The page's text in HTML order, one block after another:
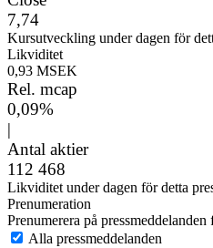
7,74
Kursutveckling under dagen för
Likviditet
0,93 MSEK
Rel. mcap
0,09%
|
Antal aktier
112 468
Likviditet under dagen för detta
Prenumeration
Prenumerera på pressmeddelanden
Alla pressmeddelanden